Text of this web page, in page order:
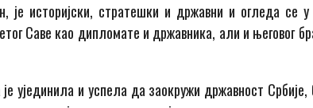
је историјски, стратешки и државни и огледа се у
Саве као дипломате и државника, али и његовог
је ујединила и успела да заокружи државност